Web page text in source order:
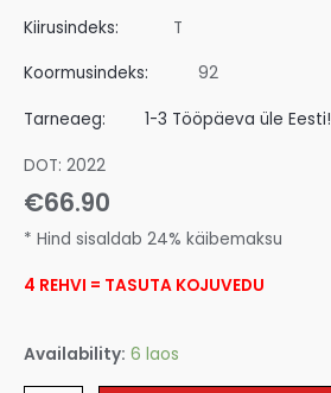
Kiirusindeks: T
Koormusindeks: 92
Tarneaeg: 1-3 Tööpäeva üle Eesti!
DOT: 2022
€66.90
* Hind sisaldab 24% käibemaksu
4 REHVI = TASUTA KOJUVEDU
Availability: 6 laos